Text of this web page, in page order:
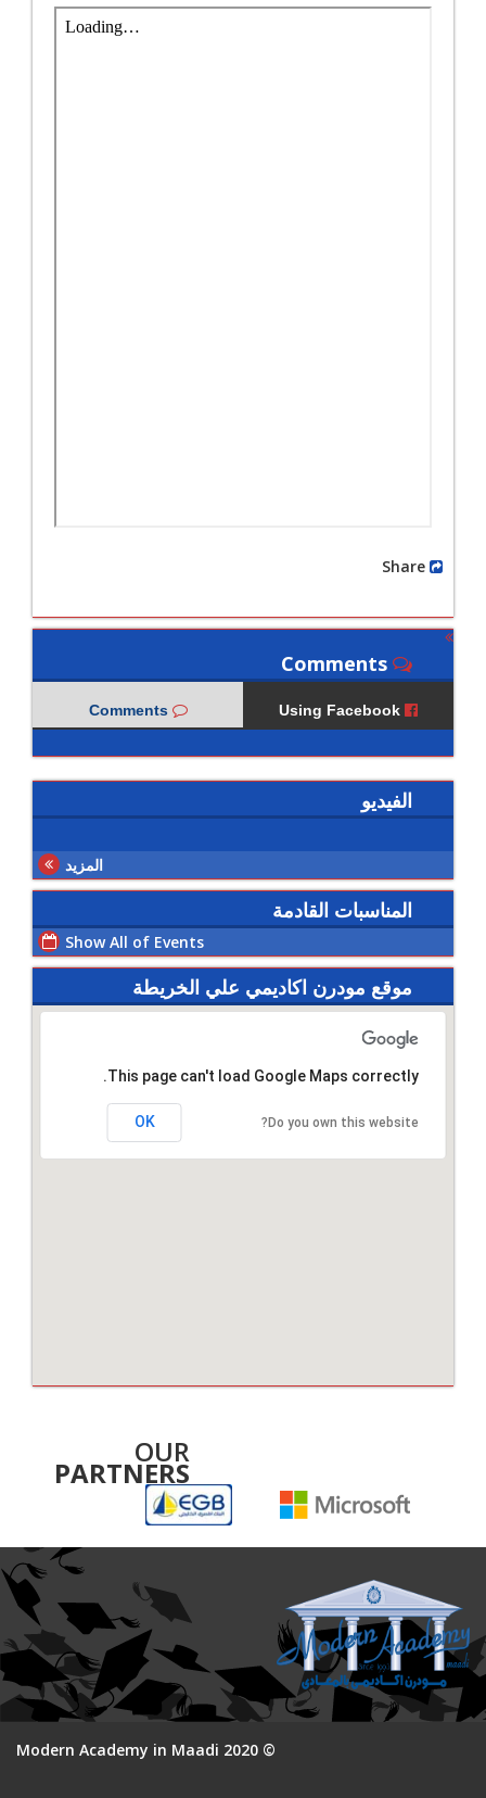
Comments
الفيديو
المزيد
المناسبات القادمة
Show All of Events
موقع مودرن اكاديمي علي الخريطة
This page can't load Google Maps correctly.
Do you own this website?
OK
OUR
PARTNERS
© 2020 Modern Academy in Maadi